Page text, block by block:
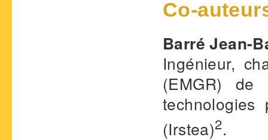
Co-
Barré Jean-
Ingénieur,
(EMGR) de
technologies
(Irstea)2.